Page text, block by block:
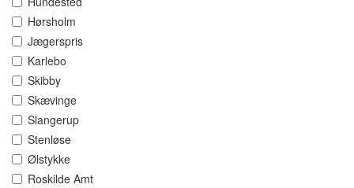
Hørsholm
Jægerspris
Karlebo
Skibby
Skævinge
Slangerup
Stenløse
Ølstykke
Roskilde Amt